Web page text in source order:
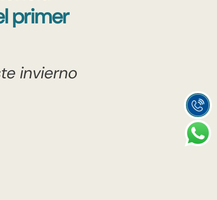
primer
invierno